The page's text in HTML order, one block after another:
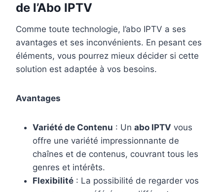
de l’Abo IPTV
Comme toute technologie, l’abo IPTV a ses
avantages et ses inconvénients. En pesant ces
éléments, vous pourrez mieux décider si cette
solution est adaptée à vos besoins.
Avantages
Variété de Contenu : Un abo IPTV vous
offre une variété impressionnante de
chaînes et de contenus, couvrant tous les
genres et intérêts.
Flexibilité : La possibilité de regarder vos